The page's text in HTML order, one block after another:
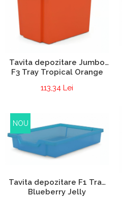
Tavita depozitare Jumbo
F3 Tray Tropical Orange
113,34 Lei
NOU
Tavita depozitare F1 Tray
Blueberry Jelly